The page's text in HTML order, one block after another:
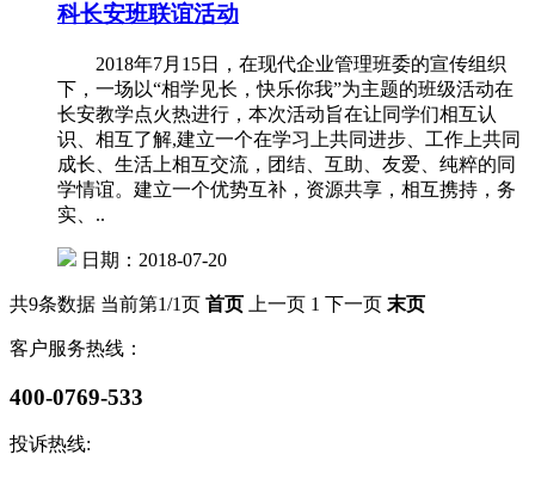
科长安班联谊活动
2018年7月15日，在现代企业管理班委的宣传组织
下，一场以“相学见长，快乐你我”为主题的班级活动在
长安教学点火热进行，本次活动旨在让同学们相互认
识、相互了解,建立一个在学习上共同进步、工作上共同
成长、生活上相互交流，团结、互助、友爱、纯粹的同
学情谊。建立一个优势互补，资源共享，相互携持，务
实、..
日期：2018-07-20
共9条数据 当前第1/1页 首页 上一页 1 下一页 末页
客户服务热线：
400-0769-533
投诉热线: